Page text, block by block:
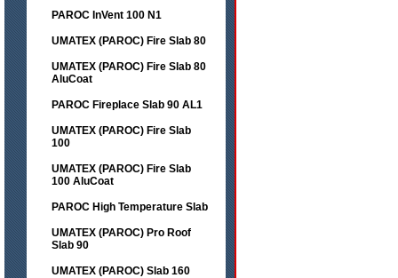
PAROC InVent 100 N1
UMATEX (PAROC) Fire Slab 80
UMATEX (PAROC) Fire Slab 80
AluCoat
PAROC Fireplace Slab 90 AL1
UMATEX (PAROC) Fire Slab
100
UMATEX (PAROC) Fire Slab
100 AluCoat
PAROC High Temperature Slab
UMATEX (PAROC) Pro Roof
Slab 90
UMATEX (PAROC) Slab 160